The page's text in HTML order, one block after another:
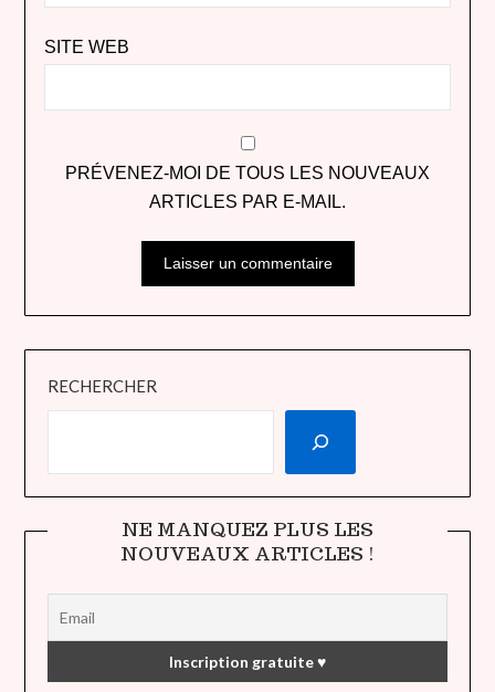
SITE WEB
PRÉVENEZ-MOI DE TOUS LES NOUVEAUX
ARTICLES PAR E-MAIL.
RECHERCHER
NE MANQUEZ PLUS LES
NOUVEAUX ARTICLES !